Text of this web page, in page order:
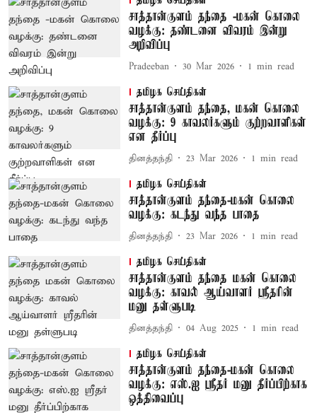
சாத்தான்குளம் தந்தை -மகன் கொலை
வழக்கு: தண்டனை விவரம் இன்று
அறிவிப்பு
Pradeeban 30 Mar 2026 1 min read
தமிழக செய்திகள்
சாத்தான்குளம் தந்தை, மகன் கொலை
வழக்கு: 9 காவலர்களும் குற்றவாளிகள்
என தீர்ப்பு
தினத்தந்தி 23 Mar 2026 1 min read
தமிழக செய்திகள்
சாத்தான்குளம் தந்தை-மகன் கொலை
வழக்கு: கடந்து வந்த பாதை
தினத்தந்தி 23 Mar 2026 1 min read
தமிழக செய்திகள்
சாத்தான்குளம் தந்தை மகன் கொலை
வழக்கு: காவல் ஆய்வாளர் ஸ்ரீதரின்
மனு தள்ளுபடி
தினத்தந்தி 04 Aug 2025 1 min read
தமிழக செய்திகள்
சாத்தான்குளம் தந்தை-மகன் கொலை
வழக்கு: எஸ்.ஐ ஸ்ரீதர் மனு தீர்ப்பிற்காக
ஒத்திவைப்பு